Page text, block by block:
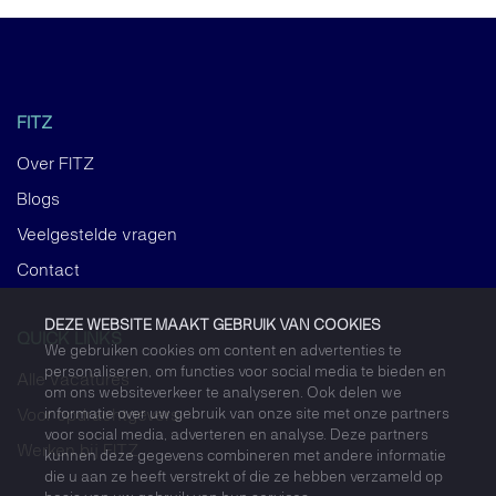
DEZE WEBSITE MAAKT GEBRUIK VAN COOKIES
We gebruiken cookies om content en advertenties te
personaliseren, om functies voor social media te bieden en
om ons websiteverkeer te analyseren. Ook delen we
informatie over uw gebruik van onze site met onze partners
voor social media, adverteren en analyse. Deze partners
kunnen deze gegevens combineren met andere informatie
die u aan ze heeft verstrekt of die ze hebben verzameld op
FITZ
Over FITZ
Blogs
Veelgestelde vragen
Contact
Alle vacatures
Voor opdrachtgevers
Werken bij FITZ